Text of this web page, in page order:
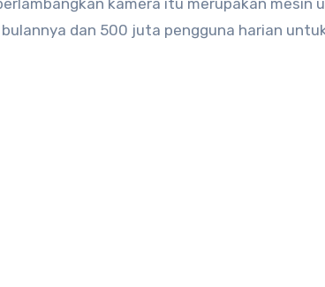
dan 500 juta pengguna harian